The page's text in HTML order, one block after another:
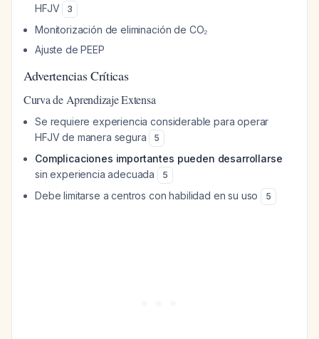
HFJV
3
Monitorización de eliminación de CO₂
Ajuste de PEEP
Advertencias Críticas
Curva de Aprendizaje Extensa
Se requiere experiencia considerable para operar
HFJV de manera segura
5
Complicaciones importantes pueden desarrollarse
sin experiencia adecuada
5
Debe limitarse a centros con habilidad en su uso 5